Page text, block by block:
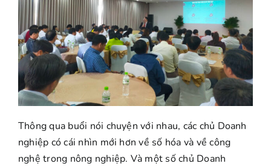
Thông qua buổi nói chuyện với nhau, các chủ Doanh
nghiệp có cái nhìn mới hơn về số hóa và về công
nghệ trong nông nghiệp. Và một số chủ Doanh